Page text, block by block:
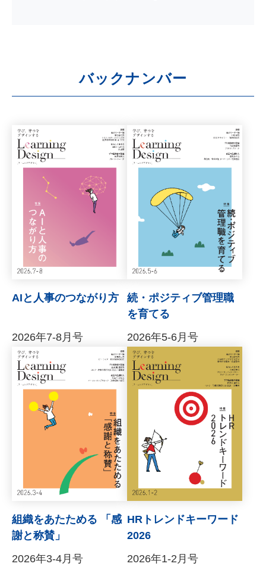
バックナンバー
AIと人事のつながり方
2026年7-8月号
続・ポジティブ管理職
を育てる
2026年5-6月号
組織をあたためる 「感
謝と称賛」
2026年3-4月号
HRトレンドキーワード
2026
2026年1-2月号